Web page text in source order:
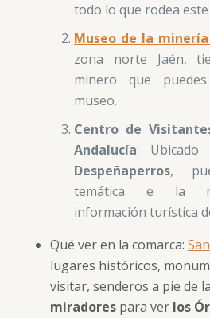
todo lo que rodea
Museo de la
zona norte Jaén,
minero que
museo.
Centro de
Andalucía:
Despeñaperros,
temática e la
información turística
Qué ver en la comarca:
lugares históricos,
visitar, senderos a pie de
miradores para ver los